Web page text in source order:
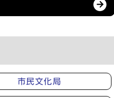
市民文化局